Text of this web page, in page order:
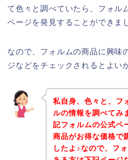
て色々と調べていたら、フォル
ページを発見することができま
なので、フォルムの商品に興味
ジなどをチェックされるとよい
私自身、色々と、フ
ルの情報を調べてみ
記フォルムの公式ペ
商品がお得な価格で
したよ♪なので、フ